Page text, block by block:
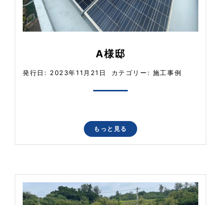
A様邸
発行日: 2023年11月21日 カテゴリー: 施工事例
もっと見る